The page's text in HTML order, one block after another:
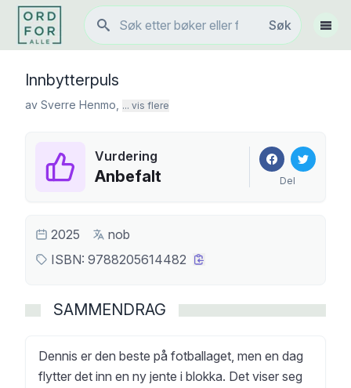
Søk
Søk
Vis
Innbytterpuls
av Sverre Henmo ... vis flere
Vurdering
Anbefalt Del
2025
nob
ISBN: 9788205614482
SAMMENDRAG
Dennis er den beste på fotballaget, men en dag
flytter det inn en ny jente i blokka. Det viser seg